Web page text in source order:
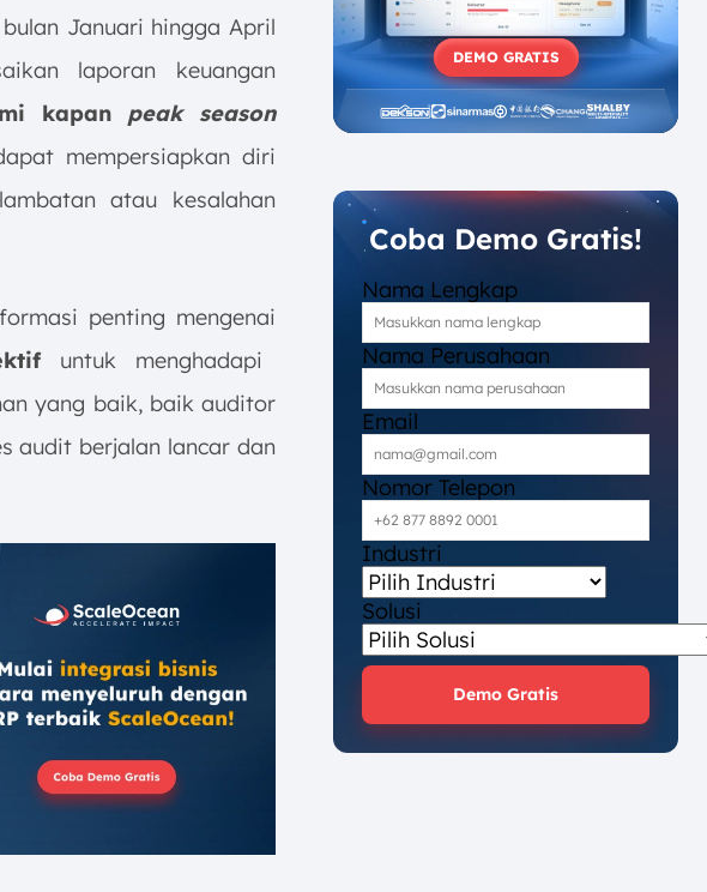
Januari hingga April
laporan keuangan
kapan peak season
mempersiapkan diri
atau kesalahan
penting mengenai
untuk menghadapi
yang baik, baik auditor
audit berjalan lancar dan
DEMO GRATIS
Coba Demo Gratis!
Nama Lengkap
Nama Perusahaan
Email
Nomor Telepon
Industri
Solusi
Demo Gratis